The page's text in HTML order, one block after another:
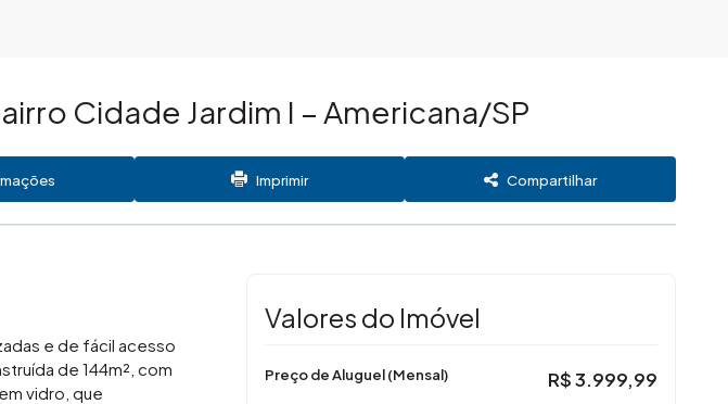
Cidade Jardim I – Americana/SP
Imprimir Compartilhar
e de fácil acesso
de 144m², com
vidro, que
Valores do Imóvel
R$3.999,99
Preço de Aluguel (Mensal)